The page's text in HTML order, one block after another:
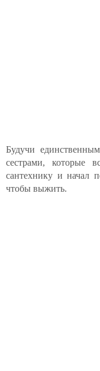
Будучи
сестрами, которые
сантехнику и начал
чтобы выжить.